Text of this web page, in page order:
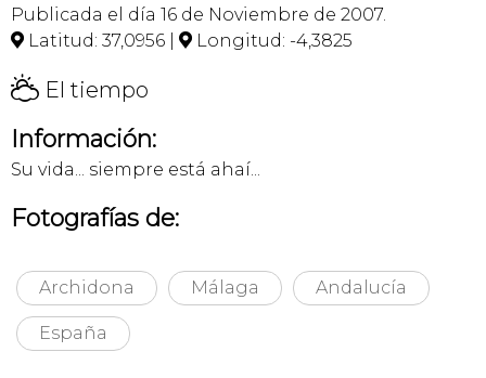
Publicada el día 16 de Noviembre de 2007.
 Latitud: 37,0956 |  Longitud: -4,3825
H El tiempo
Información:
Su vida... siempre está ahaí...
Fotografías de:
Archidona Málaga Andalucía
España